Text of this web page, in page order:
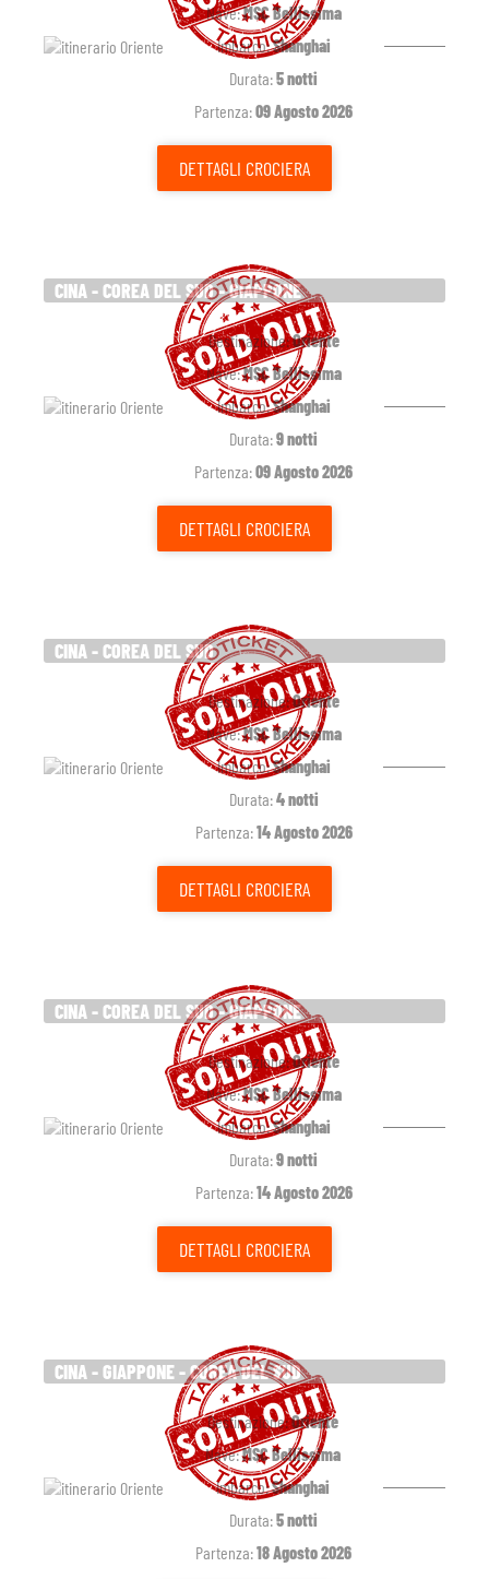
Nave:MSC Bellissima
Imbarco:Shanghai
Durata:5 notti
Partenza:09 Agosto 2026
DETTAGLI CROCIERA
CINA - COREA DEL SUD - GIAPPONE
Destinazione:Oriente
Nave:MSC Bellissima
Imbarco:Shanghai
Durata:9 notti
Partenza:09 Agosto 2026
DETTAGLI CROCIERA
CINA - COREA DEL SUD
Destinazione:Oriente
Nave:MSC Bellissima
Imbarco:Shanghai
Durata:4 notti
Partenza:14 Agosto 2026
DETTAGLI CROCIERA
CINA - COREA DEL SUD - GIAPPONE
Destinazione:Oriente
Nave:MSC Bellissima
Imbarco:Shanghai
Durata:9 notti
Partenza:14 Agosto 2026
DETTAGLI CROCIERA
CINA - GIAPPONE - COREA DEL SUD
Destinazione:Oriente
Nave:MSC Bellissima
Imbarco:Shanghai
Durata:5 notti
Partenza:18 Agosto 2026